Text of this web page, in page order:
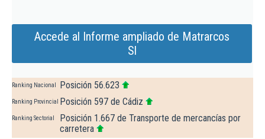
Accede al Informe ampliado de Matrarcos
Sl
Ranking Nacional Posición 56.623
Ranking Provincial Posición 597 de Cádiz
Ranking Sectorial
Posición 1.667 de Transporte de mercancías por
carretera